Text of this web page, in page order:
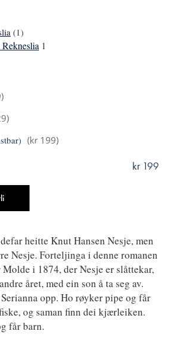
(1)
1
)
)
(kr 199)
kr 199
heitte Knut Hansen Nesje, men
Nesje. Forteljinga i denne romanen
i 1874, der Nesje er slåttekar,
året, med ein son å ta seg av.
opp. Ho røyker pipe og får
og saman finn dei kjærleiken.
får barn.